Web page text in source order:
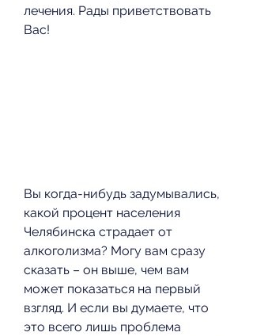
лечения. Рады приветствовать
Вас!
Вы когда-нибудь задумывались,
какой процент населения
Челябинска страдает от
алкоголизма? Могу вам сразу
сказать – он выше, чем вам
может показаться на первый
взгляд. И если вы думаете, что
это всего лишь проблема